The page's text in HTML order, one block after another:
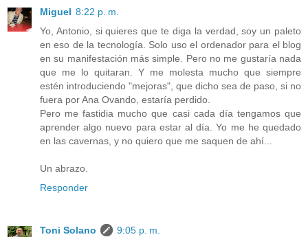
Miguel 8:22 p. m.
Yo, Antonio, si quieres que te diga la verdad, soy un paleto
en eso de la tecnología. Solo uso el ordenador para el blog
en su manifestación más simple. Pero no me gustaría nada
que me lo quitaran. Y me molesta mucho que siempre
estén introduciendo "mejoras", que dicho sea de paso, si no
fuera por Ana Ovando, estaría perdido.
Pero me fastidia mucho que casi cada día tengamos que
aprender algo nuevo para estar al día. Yo me he quedado
en las cavernas, y no quiero que me saquen de ahí...
Un abrazo.
Responder
Toni Solano
9:05 p. m.